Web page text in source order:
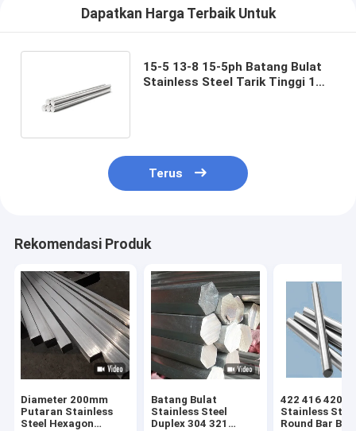
Dapatkan Harga Terbaik Untuk
15-5 13-8 15-5ph Batang Bulat
Stainless Steel Tarik Tinggi 1
Terus
Rekomendasi Produk
Diameter 200mm
Putaran Stainless
Steel Hexagon
Batang Bulat
Stainless Steel
Duplex 304 321
422 416 420
Stainless
Round Bar BA